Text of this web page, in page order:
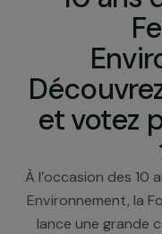
10
et
À l’occasion des